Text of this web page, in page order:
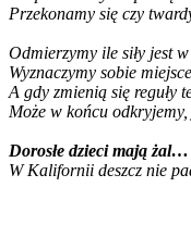
Przekonamy się czy
Odmierzymy ile siły jest w
Wyznaczymy sobie
A gdy zmienią się reguły
Może w końcu odkryjemy,
Dorosłe dzieci mają żal…
W Kalifornii deszcz nie